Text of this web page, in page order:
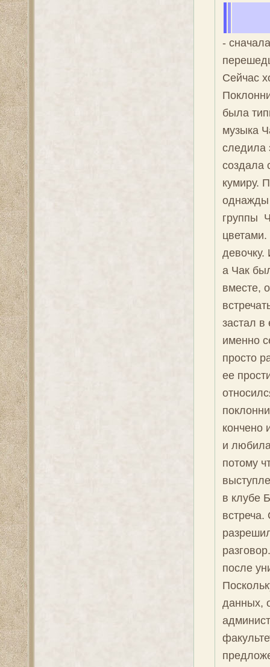
-
Сейчас
была
музыка
следила
создала
кумиру.
однажды
группы
а Чак
вместе,
застал
именно
просто
ее
кончено
и любила
потому
в клубе
после
данных,